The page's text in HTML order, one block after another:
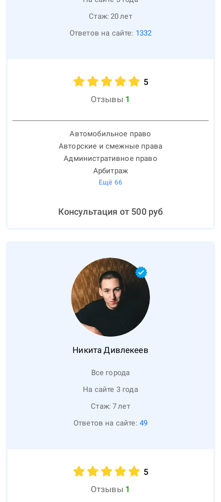
Стаж: 20лет
Ответов на сайте: 1332
5
Отзывы 1
Автомобильное право
Авторские и смежные права
Административное право
Арбитраж
Ещё 66
Консультация от 500руб
Никита Дивлекеев
Все города
На сайте 3 года
Стаж: 7лет
Ответов на сайте: 49
5
Отзывы 1